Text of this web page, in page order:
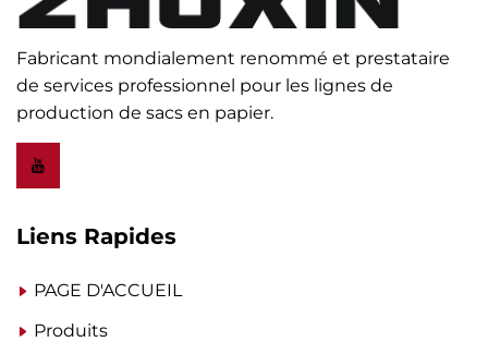
Fabricant mondialement renommé et prestataire
de services professionnel pour les lignes de
production de sacs en papier.
Liens Rapides
PAGE D'ACCUEIL
Produits